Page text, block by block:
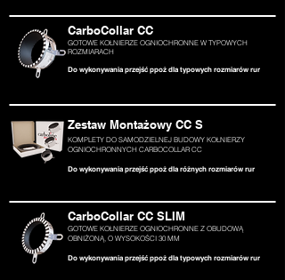
CarboCollar CC
GOTOWE KOŁNIERZE OGNIOCHRONNE W TYPOWYCH
ROZMIARACH
Do wykonywania przejść ppoż dla typowych rozmiarów rur
Zestaw Montażowy CC S
KOMPLETY DO SAMODZIELNEJ BUDOWY KOŁNIERZY
OGNIOCHRONNYCH CARBOCOLLAR CC
Do wykonywania przejść ppoż dla różnych rozmiarów rur
CarboCollar CC SLIM
GOTOWE KOŁNIERZE OGNIOCHRONNE Z OBUDOWĄ
OBNIŻONĄ, O WYSOKOŚCI 30 MM
Do wykonywania przejść ppoż dla typowych rozmiarów rur